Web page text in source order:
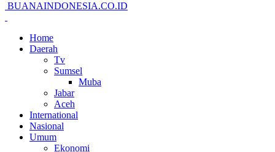
BUANAINDONESIA.CO.ID
Home
Daerah
Tv
Sumsel
Muba
Jabar
Aceh
International
Nasional
Umum
Ekonomi